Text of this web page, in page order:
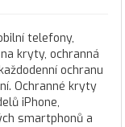
telefony,
kryty, ochranná
ochranu
Ochranné kryty
iPhone,
smartphonů a